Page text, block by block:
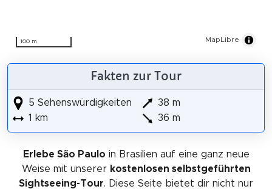
100 m MapLibre
Fakten zur Tour
5 Sehenswürdigkeiten
1 km
38 m
36 m
Erlebe São Paulo in Brasilien auf eine ganz neue
Weise mit unserer kostenlosen selbstgeführten
Sightseeing-Tour. Diese Seite bietet dir nicht nur